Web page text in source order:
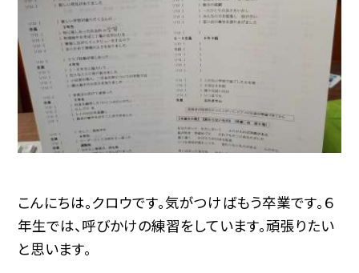
こんにちは。クロウです。気がつけばもう卒業です。６
年生では、呼びかけの練習をしています。頑張りたい
と思います。